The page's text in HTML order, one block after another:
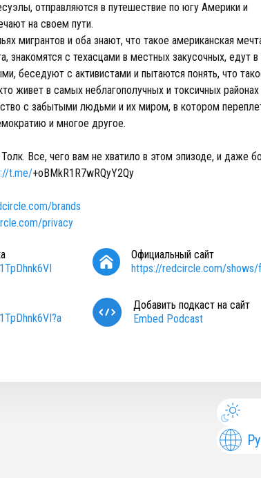
отправляются в путешествие по югу Америки и
на своем пути.
мигрантов и оба знают, что такое американская
знакомятся с техасцами в местных закусочных, едут
беседуют с активистами и пытаются понять, что
живет в самых неблагополучных и токсичных
с забытыми людьми и их миром, в котором
и многое другое.
Все, чего вам не хватило в этом эпизоде, и даже
t.me/+oBMkR1R7wRQyY2Qy
brands
privacy
Официальный сайт
https://redcircle.com/shows/
Добавить подкаст на сайт
Embed Podcast